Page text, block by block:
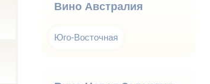
Вино Австралия
Юго-Восточная